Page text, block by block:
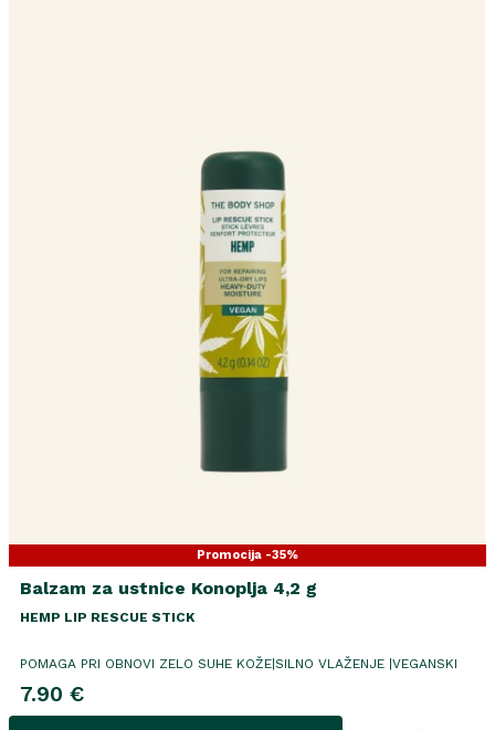
Promocija -35%
Balzam za ustnice Konoplja 4,2 g
HEMP LIP RESCUE STICK
POMAGA PRI OBNOVI ZELO SUHE KOŽE|SILNO VLAŽENJE |VEGANSKI
7.90 €